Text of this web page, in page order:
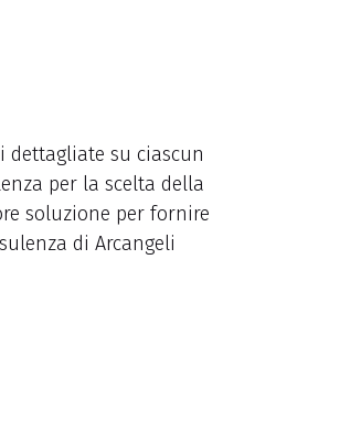
su ciascun
per la scelta della
soluzione per fornire
di Arcangeli